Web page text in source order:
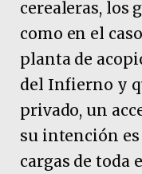
cerealeras, los
como en el
planta de
del Infierno y
privado, un
su intención es
cargas de toda